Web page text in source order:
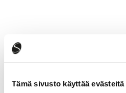
Tämä sivusto käyttää evästeitä
Tapahtumatiedot